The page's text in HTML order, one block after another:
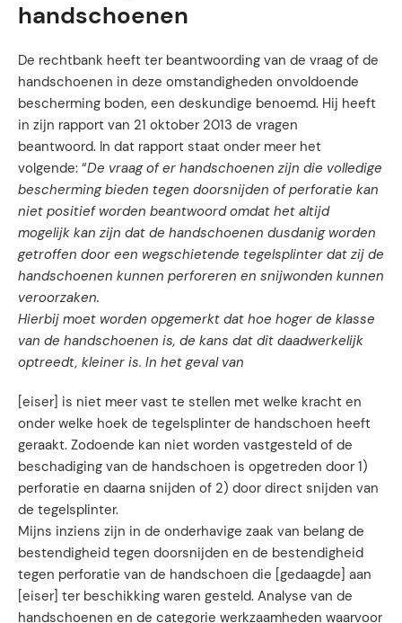
handschoenen
De rechtbank heeft ter beantwoording van de vraag of de
handschoenen in deze omstandigheden onvoldoende
bescherming boden, een deskundige benoemd. Hij heeft
in zijn rapport van 21 oktober 2013 de vragen
beantwoord. In dat rapport staat onder meer het
volgende: “De vraag of er handschoenen zijn die volledige
bescherming bieden tegen doorsnijden of perforatie kan
niet positief worden beantwoord omdat het altijd
mogelijk kan zijn dat de handschoenen dusdanig worden
getroffen door een wegschietende tegelsplinter dat zij de
handschoenen kunnen perforeren en snijwonden kunnen
veroorzaken.
Hierbij moet worden opgemerkt dat hoe hoger de klasse
van de handschoenen is, de kans dat dit daadwerkelijk
optreedt, kleiner is. In het geval van
[eiser] is niet meer vast te stellen met welke kracht en
onder welke hoek de tegelsplinter de handschoen heeft
geraakt. Zodoende kan niet worden vastgesteld of de
beschadiging van de handschoen is opgetreden door 1)
perforatie en daarna snijden of 2) door direct snijden van
de tegelsplinter.
Mijns inziens zijn in de onderhavige zaak van belang de
bestendigheid tegen doorsnijden en de bestendigheid
tegen perforatie van de handschoen die [gedaagde] aan
[eiser] ter beschikking waren gesteld. Analyse van de
handschoenen en de categorie werkzaamheden waarvoor